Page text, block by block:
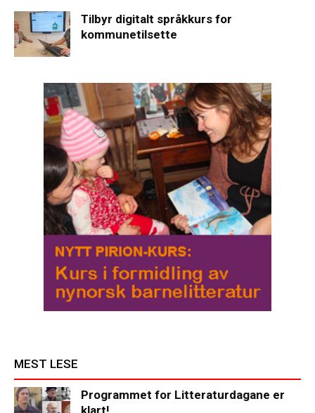
Tilbyr digitalt språkkurs for
kommunetilsette
MEST LESE
Programmet for Litteraturdagane er